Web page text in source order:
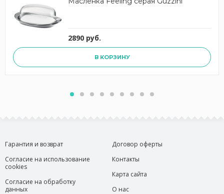
2890 руб.
В КОРЗИНУ
Гарантия и возврат
Согласие на использование
cookies
Согласие на обработку
данных
Договор оферты
Контакты
Карта сайта
О нас